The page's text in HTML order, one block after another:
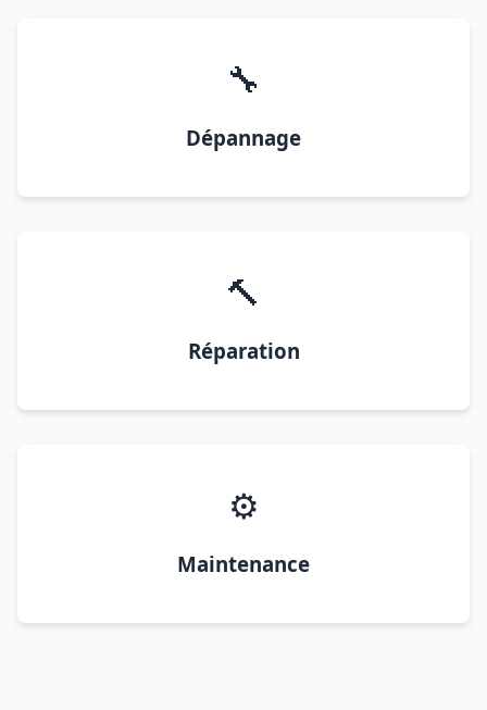
🔧
Dépannage
🔨
Réparation
⚙️
Maintenance